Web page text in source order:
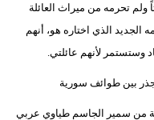
ولم تحرمه من ميراث العائلة
الذي اختاره هو، أنهم
وستستمر لأنهم عائلتي.
من سمير الجاسم طياوي عربي